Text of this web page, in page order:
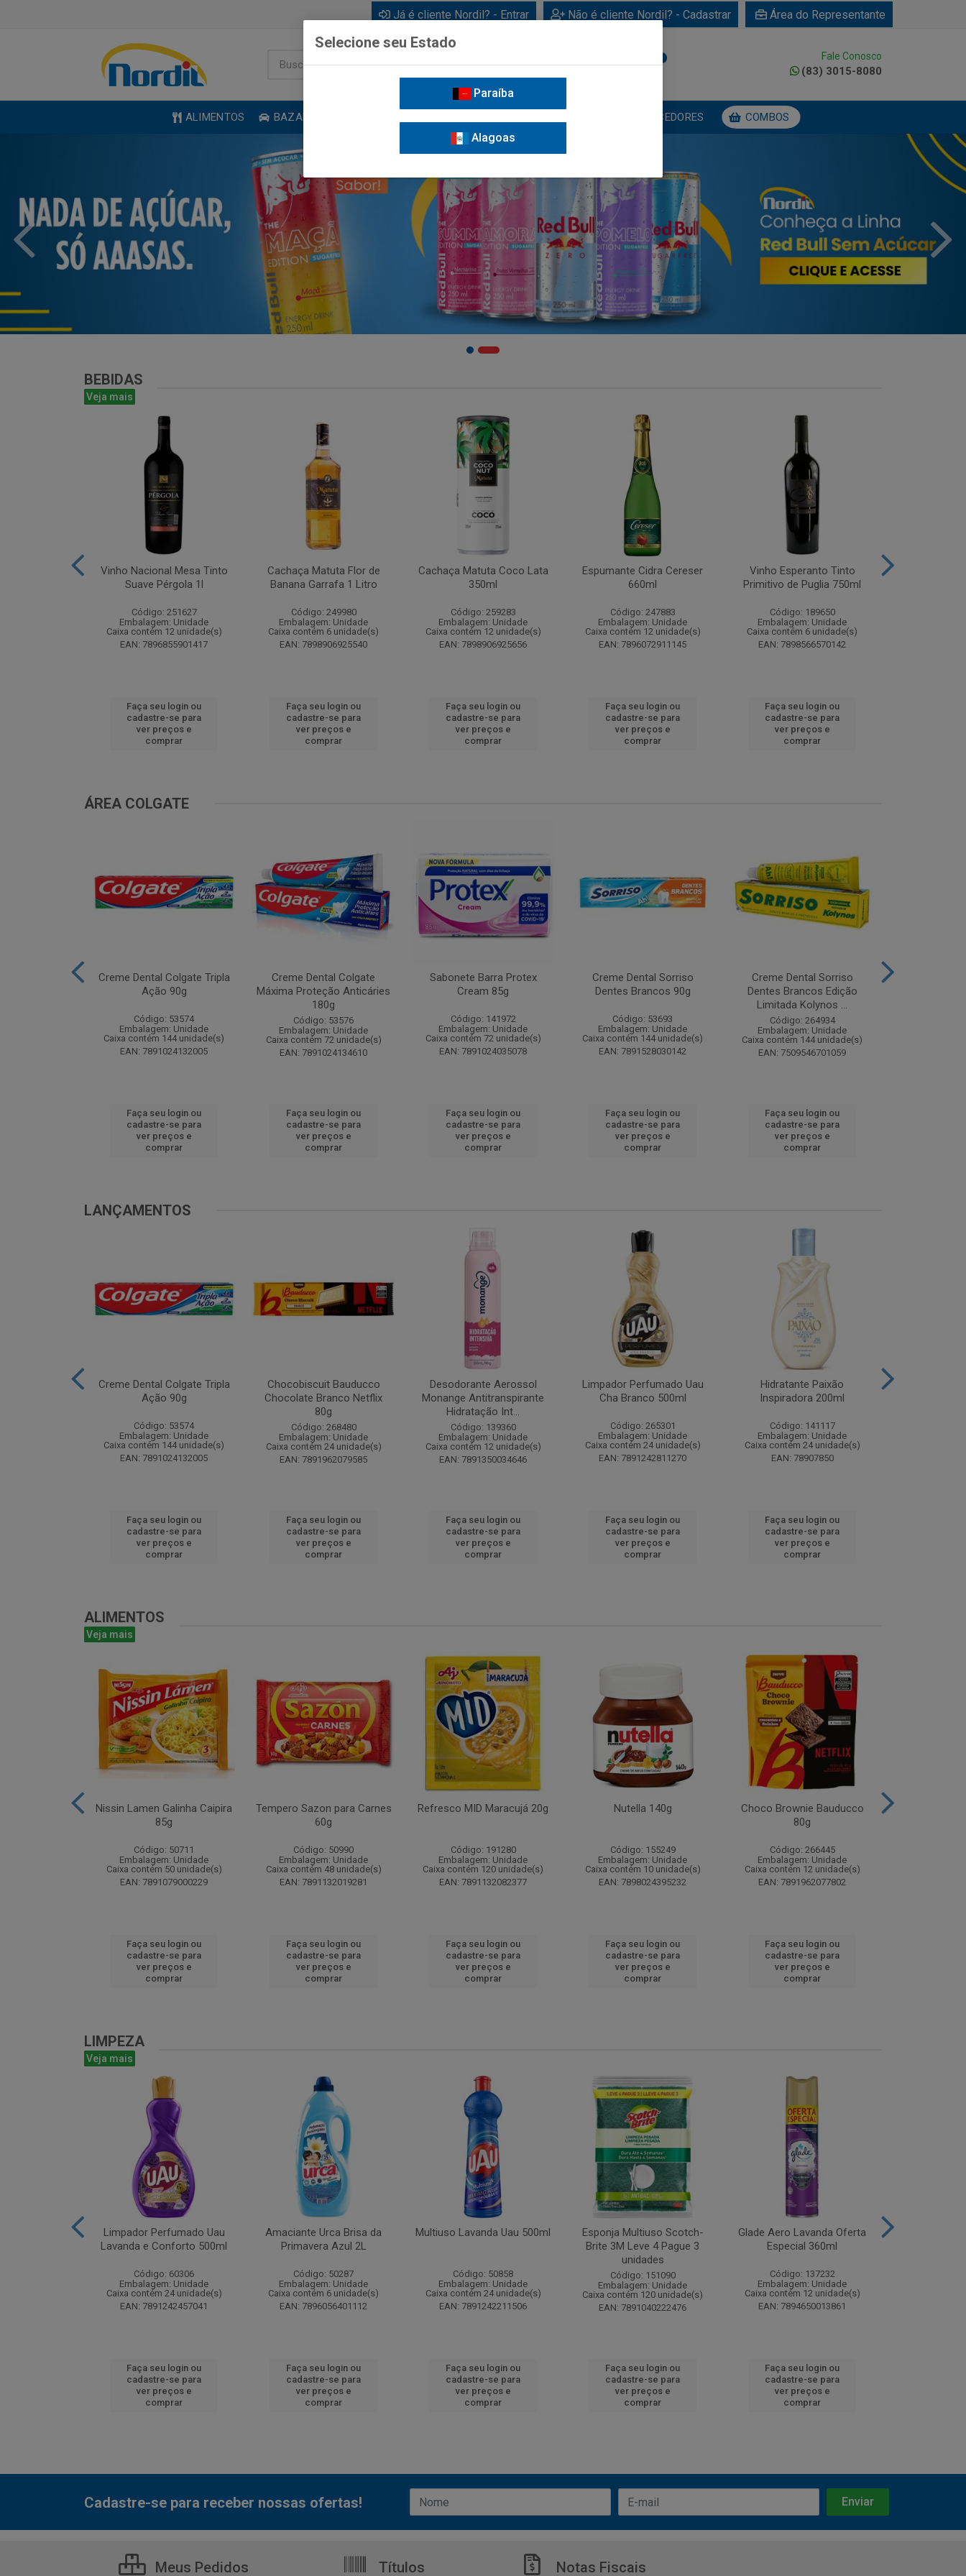
Já é cliente Nordil? - Entrar Não é cliente Nordil? - Cadastrar Área do Representante
Fale Conosco
(83) 3015-8080
ALIMENTOS BAZAR FORNECEDORES COMBOS
BEBIDAS
Veja mais
Vinho Nacional Mesa Tinto
Suave Pérgola 1l
Código: 251627
Embalagem: Unidade
Caixa contém 12 unidade(s)
EAN: 7896855901417
Faça seu login ou
cadastre-se para
ver preços e
comprar
Cachaça Matuta Flor de
Banana Garrafa 1 Litro
Código: 249980
Embalagem: Unidade
Caixa contém 6 unidade(s)
EAN: 7898906925540
Faça seu login ou
cadastre-se para
ver preços e
comprar
Cachaça Matuta Coco Lata
350ml
Código: 259283
Embalagem: Unidade
Caixa contém 12 unidade(s)
EAN: 7898906925656
Faça seu login ou
cadastre-se para
ver preços e
comprar
Espumante Cidra Cereser
660ml
Código: 247883
Embalagem: Unidade
Caixa contém 12 unidade(s)
EAN: 7896072911145
Faça seu login ou
cadastre-se para
ver preços e
comprar
Vinho Esperanto Tinto
Primitivo de Puglia 750ml
Código: 189650
Embalagem: Unidade
Caixa contém 6 unidade(s)
EAN: 7898566570142
Faça seu login ou
cadastre-se para
ver preços e
comprar
ÁREA COLGATE
Creme Dental Colgate Tripla
Ação 90g
Código: 53574
Embalagem: Unidade
Caixa contém 144 unidade(s)
EAN: 7891024132005
Faça seu login ou
cadastre-se para
ver preços e
comprar
Creme Dental Colgate
Máxima Proteção Anticáries
180g
Código: 53576
Embalagem: Unidade
Caixa contém 72 unidade(s)
EAN: 7891024134610
Faça seu login ou
cadastre-se para
ver preços e
comprar
Sabonete Barra Protex
Cream 85g
Código: 141972
Embalagem: Unidade
Caixa contém 72 unidade(s)
EAN: 7891024035078
Faça seu login ou
cadastre-se para
ver preços e
comprar
Creme Dental Sorriso
Dentes Brancos 90g
Código: 53693
Embalagem: Unidade
Caixa contém 144 unidade(s)
EAN: 7891528030142
Faça seu login ou
cadastre-se para
ver preços e
comprar
Creme Dental Sorriso
Dentes Brancos Edição
Limitada Kolynos ...
Código: 264934
Embalagem: Unidade
Caixa contém 144 unidade(s)
EAN: 7509546701059
Faça seu login ou
cadastre-se para
ver preços e
comprar
LANÇAMENTOS
Creme Dental Colgate Tripla
Ação 90g
Código: 53574
Embalagem: Unidade
Caixa contém 144 unidade(s)
EAN: 7891024132005
Faça seu login ou
cadastre-se para
ver preços e
comprar
Chocobiscuit Bauducco
Chocolate Branco Netflix
80g
Código: 268480
Embalagem: Unidade
Caixa contém 24 unidade(s)
EAN: 7891962079585
Faça seu login ou
cadastre-se para
ver preços e
comprar
Desodorante Aerossol
Monange Antitranspirante
Hidratação Int...
Código: 139360
Embalagem: Unidade
Caixa contém 12 unidade(s)
EAN: 7891350034646
Faça seu login ou
cadastre-se para
ver preços e
comprar
Limpador Perfumado Uau
Cha Branco 500ml
Código: 265301
Embalagem: Unidade
Caixa contém 24 unidade(s)
EAN: 7891242811270
Faça seu login ou
cadastre-se para
ver preços e
comprar
Hidratante Paixão
Inspiradora 200ml
Código: 141117
Embalagem: Unidade
Caixa contém 24 unidade(s)
EAN: 78907850
Faça seu login ou
cadastre-se para
ver preços e
comprar
ALIMENTOS
Veja mais
Nissin Lamen Galinha Caipira
85g
Código: 50711
Embalagem: Unidade
Caixa contém 50 unidade(s)
EAN: 7891079000229
Faça seu login ou
cadastre-se para
ver preços e
comprar
Tempero Sazon para Carnes
60g
Código: 50990
Embalagem: Unidade
Caixa contém 48 unidade(s)
EAN: 7891132019281
Faça seu login ou
cadastre-se para
ver preços e
comprar
Refresco MID Maracujá 20g
Código: 191280
Embalagem: Unidade
Caixa contém 120 unidade(s)
EAN: 7891132082377
Faça seu login ou
cadastre-se para
ver preços e
comprar
Nutella 140g
Código: 155249
Embalagem: Unidade
Caixa contém 10 unidade(s)
EAN: 7898024395232
Faça seu login ou
cadastre-se para
ver preços e
comprar
Choco Brownie Bauducco
80g
Código: 266445
Embalagem: Unidade
Caixa contém 12 unidade(s)
EAN: 7891962077802
Faça seu login ou
cadastre-se para
ver preços e
comprar
LIMPEZA
Veja mais
Limpador Perfumado Uau
Lavanda e Conforto 500ml
Código: 60306
Embalagem: Unidade
Caixa contém 24 unidade(s)
EAN: 7891242457041
Faça seu login ou
cadastre-se para
ver preços e
comprar
Amaciante Urca Brisa da
Primavera Azul 2L
Código: 50287
Embalagem: Unidade
Caixa contém 6 unidade(s)
EAN: 7896056401112
Faça seu login ou
cadastre-se para
ver preços e
comprar
Multiuso Lavanda Uau 500ml
Código: 50858
Embalagem: Unidade
Caixa contém 24 unidade(s)
EAN: 7891242211506
Faça seu login ou
cadastre-se para
ver preços e
comprar
Esponja Multiuso Scotch-
Brite 3M Leve 4 Pague 3
unidades
Código: 151090
Embalagem: Unidade
Caixa contém 120 unidade(s)
EAN: 7891040222476
Faça seu login ou
cadastre-se para
ver preços e
comprar
Glade Aero Lavanda Oferta
Especial 360ml
Código: 137232
Embalagem: Unidade
Caixa contém 12 unidade(s)
EAN: 7894650013861
Faça seu login ou
cadastre-se para
ver preços e
comprar
Cadastre-se para receber nossas ofertas!
Meus Pedidos Títulos Notas Fiscais
Selecione seu Estado
Paraíba
Alagoas